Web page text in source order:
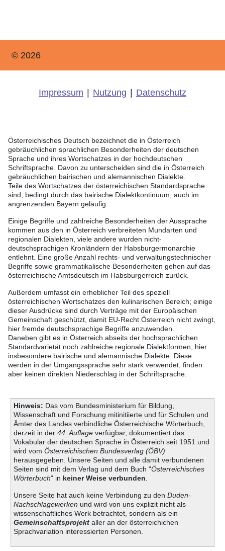
© 2026
Impressum Nutzung Datenschutz
Österreichisches Deutsch bezeichnet die in Österreich
gebräuchlichen sprachlichen Besonderheiten der deutschen
Sprache und ihres Wortschatzes in der hochdeutschen
Schriftsprache. Davon zu unterscheiden sind die in Österreich
gebräuchlichen bairischen und alemannischen Dialekte.
Teile des Wortschatzes der österreichischen Standardsprache
sind, bedingt durch das bairische Dialektkontinuum, auch im
angrenzenden Bayern geläufig.
Einige Begriffe und zahlreiche Besonderheiten der Aussprache
kommen aus den in Österreich verbreiteten Mundarten und
regionalen Dialekten, viele andere wurden nicht-
deutschsprachigen Kronländern der Habsburgermonarchie
entlehnt. Eine große Anzahl rechts- und verwaltungstechnischer
Begriffe sowie grammatikalische Besonderheiten gehen auf das
österreichische Amtsdeutsch im Habsburgerreich zurück.
Außerdem umfasst ein erheblicher Teil des speziell
österreichischen Wortschatzes den kulinarischen Bereich; einige
dieser Ausdrücke sind durch Verträge mit der Europäischen
Gemeinschaft geschützt, damit EU-Recht Österreich nicht zwingt,
hier fremde deutschsprachige Begriffe anzuwenden.
Daneben gibt es in Österreich abseits der hochsprachlichen
Standardvarietät noch zahlreiche regionale Dialektformen, hier
insbesondere bairische und alemannische Dialekte. Diese
werden in der Umgangssprache sehr stark verwendet, finden
aber keinen direkten Niederschlag in der Schriftsprache.
Hinweis: Das vom Bundesministerium für Bildung,
Wissenschaft und Forschung mitinitiierte und für Schulen und
Ämter des Landes verbindliche Österreichische Wörterbuch,
derzeit in der 44. Auflageverfügbar, dokumentiert das
Vokabular der deutschen Sprache in Österreich seit 1951 und
wird vom Österreichischen Bundesverlag (ÖBV)
herausgegeben. Unsere Seiten und alle damit verbundenen
Seiten sind mit dem Verlag und dem Buch "Österreichisches
Wörterbuch" in keiner Weise verbunden
Unsere Seite hat auch keine Verbindung zu den Duden-
Nachschlagewerken und wird von uns explizit nicht als
wissenschaftliches Werk betrachtet, sondern als ein
Gemeinschaftsprojektaller an der österreichichen
Sprachvariation interessierten Personen.